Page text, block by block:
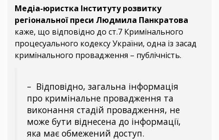
Медіа-юристка Інституту розвитку
регіональної преси Людмила Панкратова
каже, що відповідно до ст.7 Кримінального
процесуального кодексу України, одна із засад
кримінального провадження – публічність.
– Відповідно, загальна інформація
про кримінальне провадження та
виконання стадій провадження, не
може бути віднесена до інформації,
яка має обмежений доступ.